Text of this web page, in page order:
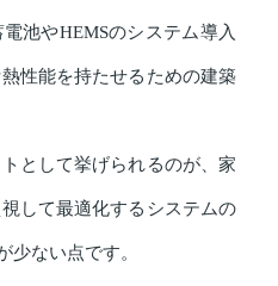
池やHEMSのシステム導入
性能を持たせるための建築
として挙げられるのが、家
して最適化するシステムの
少ない点です。